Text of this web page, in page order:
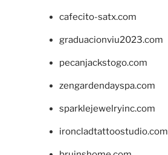
cafecito-satx.com
graduacionviu2023.com
pecanjackstogo.com
zengardendayspa.com
sparklejewelryinc.com
ironcladtattoostudio.com